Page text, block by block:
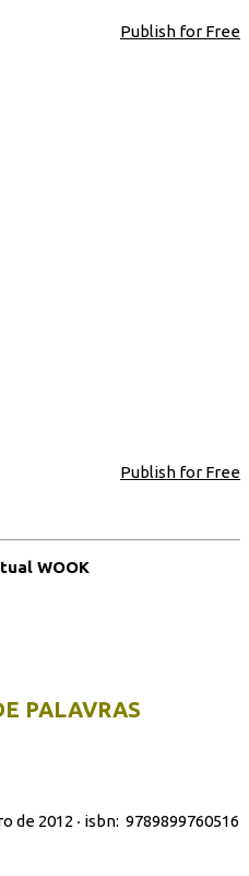
Publish for Free
Publish for Free
WOOK
PALAVRAS
de 2012 ‧ isbn: 9789899760516